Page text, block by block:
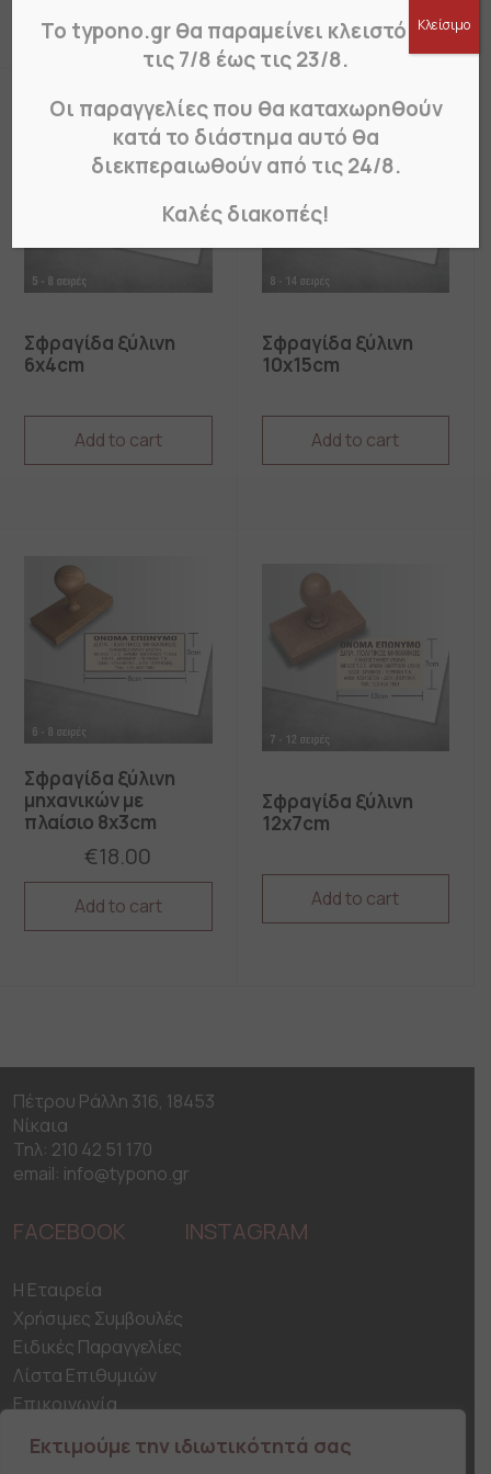
Εκτιμούμε την ιδιωτικότητά σας
Σφραγίδα ξύλινη
6x4cm
Add to cart
Σφραγίδα ξύλινη
10x15cm
Add to cart
Σφραγίδα ξύλινη
μηχανικών με
πλαίσιο 8x3cm
€18.00
Add to cart
Σφραγίδα ξύλινη
12x7cm
Add to cart
Πέτρου Ράλλη 316, 18453
Νίκαια
Τηλ: 210 42 51 170
email: info@typono.gr
FACEBOOK INSTAGRAM
H Εταιρεία
Χρήσιμες Συμβουλές
Ειδικές Παραγγελίες
Λίστα Επιθυμιών
Επικοινωνία
Ασφάλεια Συναλλαγών
Αποστολη & Παράδοση προϊόντων
Το typono.gr θα παραμείνει κλειστό από
τις 7/8 έως τις 23/8.
Οι παραγγελίες που θα καταχωρηθούν
κατά το διάστημα αυτό θα
διεκπεραιωθούν από τις 24/8.
Καλές διακοπές!
Κλείσιμο